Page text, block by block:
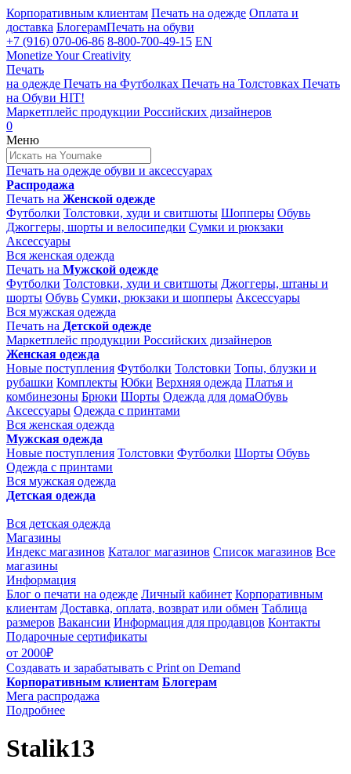
Корпоративным клиентам Печать на одежде Оплата и
доставка БлогерамПечать на обуви
+7 (916) 070-06-86 8-800-700-49-15 EN
Monetize Your Creativity
Печать
на одежде Печать на Футболках Печать на Толстовках Печать
на Обуви HIT!
Маркетплейс продукции Российских дизайнеров
0
Меню
Печать на одежде обуви и аксессуарах
Распродажа
Печать на Женской одежде
Футболки Толстовки, худи и свитшоты Шопперы Обувь
Джоггеры, шорты и велосипедки Сумки и рюкзаки
Аксессуары
Вся женская одежда
Печать на Мужской одежде
Футболки Толстовки, худи и свитшоты Джоггеры, штаны и
шорты Обувь Сумки, рюкзаки и шопперы Аксессуары
Вся мужская одежда
Печать на Детской одежде
Маркетплейс продукции Российских дизайнеров
Женская одежда
Новые поступления Футболки Толстовки Топы, блузки и
рубашки Комплекты Юбки Верхняя одежда Платья и
комбинезоны Брюки Шорты Одежда для домаОбувь
Аксессуары Одежда с принтами
Вся женская одежда
Мужская одежда
Новые поступления Толстовки Футболки Шорты Обувь
Одежда с принтами
Вся мужская одежда
Детская одежда
Вся детская одежда
Магазины
Индекс магазинов Каталог магазинов Список магазинов Все
магазины
Информация
Блог о печати на одежде Личный кабинет Корпоративным
клиентам Доставка, оплата, возврат или обмен Таблица
размеров Вакансии Информация для продавцов Контакты
Подарочные сертификаты
от 2000₽
Создавать и зарабатывать с Print on Demand
Корпоративным клиентам Блогерам
Мега распродажа
Подробнее
Stalik13